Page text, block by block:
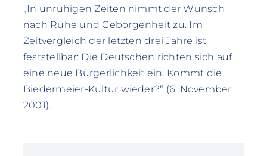
„In unruhigen Zeiten nimmt der Wunsch
nach Ruhe und Geborgenheit zu. Im
Zeitvergleich der letzten drei Jahre ist
feststellbar: Die Deutschen richten sich auf
eine neue Bürgerlichkeit ein. Kommt die
Biedermeier-Kultur wieder?“ (6. November
2001).